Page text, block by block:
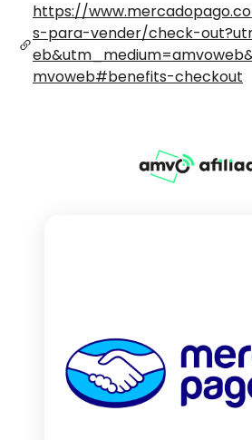
https://
s-para-vender/check-
mvoweb#benefits-checkout